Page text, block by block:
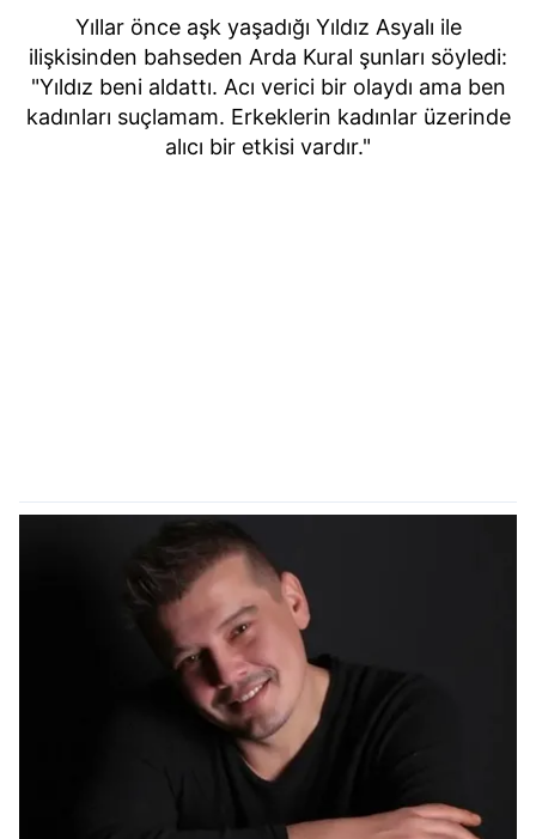
Yıllar önce aşk yaşadığı Yıldız Asyalı ile
ilişkisinden bahseden Arda Kural şunları söyledi:
"Yıldız beni aldattı. Acı verici bir olaydı ama ben
kadınları suçlamam. Erkeklerin kadınlar üzerinde
alıcı bir etkisi vardır."